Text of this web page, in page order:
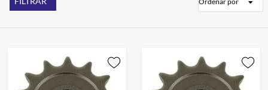
LUVA
6º BAU